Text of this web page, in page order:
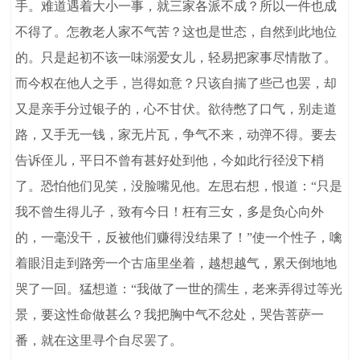
手。难道遇着大小一事，就三家各派不成？所以一件也成
不得了。怎教老人家不气苦？这也是世态，自然到此地位
的。只是起初不该一味溺爱女儿，轻易把家事尽情散了。
而今权在他人之手，岂得如意？只该自揣了些己也罢，却
又是亲手分过银子的，心不甘伏。欲待憋了口气，别走道
路，又手无一钱，家无片瓦，争气不来，动弹不得。要去
告诉侄儿，平日不曾有甚好处到他，今如此行径没下梢
了。恐怕他们见笑，没脸嘴见他。左思右想，恨道：“只是
我不曾生得儿子，致有今日！枉有三女，多是负心向外
的，一毫没干，反被他们赚得没结果了！”使一个性子，噙
着眼泪走到路旁一个古庙里坐着，越想越气，累天倒地地
哭了一回。猛想道：“我做了一世的孺生，老来弄得过等光
景，要这性命做甚么？我把胸中气不忿处，哭告菩萨一
番，就在这里寻个自尽罢了。